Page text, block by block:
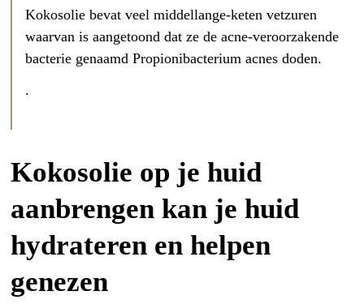
Kokosolie bevat veel middellange-keten vetzuren
waarvan is aangetoond dat ze de acne-veroorzakende
bacterie genaamd Propionibacterium acnes doden.
.
Kokosolie op je huid
aanbrengen kan je huid
hydrateren en helpen
genezen